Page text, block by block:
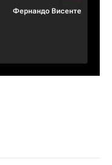
Фернандо Висенте